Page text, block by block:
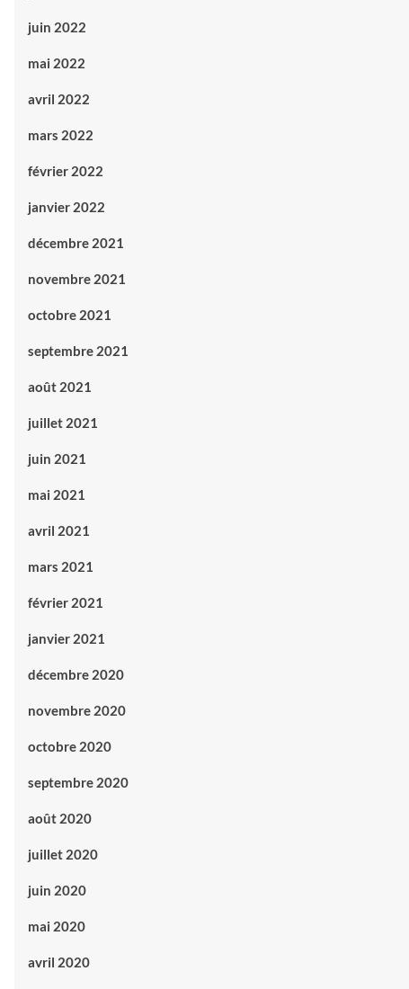
juin 2022
mai 2022
avril 2022
mars 2022
février 2022
janvier 2022
décembre 2021
novembre 2021
octobre 2021
septembre 2021
août 2021
juillet 2021
juin 2021
mai 2021
avril 2021
mars 2021
février 2021
janvier 2021
décembre 2020
novembre 2020
octobre 2020
septembre 2020
août 2020
juillet 2020
juin 2020
mai 2020
avril 2020